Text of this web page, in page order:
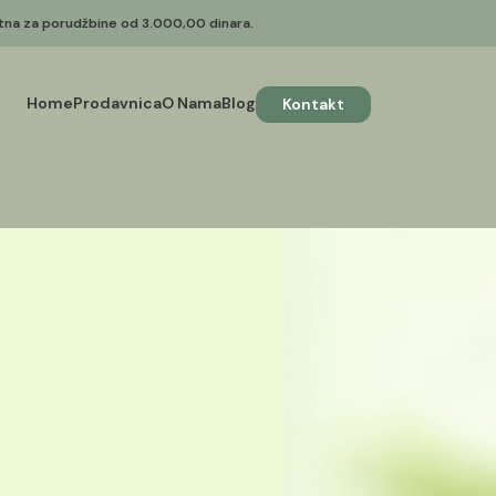
za porudžbine od 3.000,00 dinara.
HomeProdavnicaO NamaBlog Kontakt